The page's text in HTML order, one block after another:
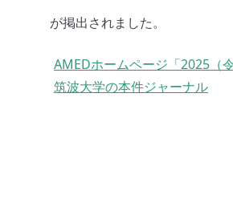
が掲出されました。
AMEDホームページ「2025（
筑波大学の本件ジャーナル